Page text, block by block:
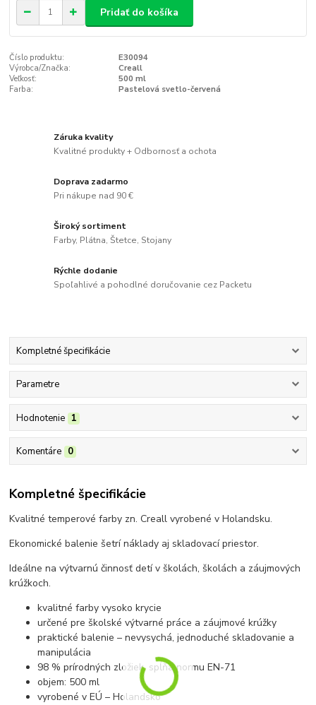
Pridať do košíka
Číslo produktu:
E30094
Výrobca/Značka:
Creall
Veľkosť:
500 ml
Farba:
Pastelová svetlo-červená
Záruka kvality
Kvalitné produkty + Odbornosť a ochota
Doprava zadarmo
Pri nákupe nad 90 €
Široký sortiment
Farby, Plátna, Štetce, Stojany
Rýchle dodanie
Spoľahlivé a pohodlné doručovanie cez Packetu
Kompletné špecifikácie
Parametre
Hodnotenie 1
Komentáre 0
Kompletné špecifikácie
Kvalitné temperové farby zn. Creall vyrobené v Holandsku.
Ekonomické balenie šetrí náklady aj skladovací priestor.
Ideálne na výtvarnú činnosť detí v školách, školách a záujmových
krúžkoch.
kvalitné farby vysoko krycie
určené pre školské výtvarné práce a záujmové krúžky
praktické balenie – nevysychá, jednoduché skladovanie a
manipulácia
98 % prírodných zložiek, spĺňa normu EN-71
objem: 500 ml
vyrobené v EÚ – Holandsko